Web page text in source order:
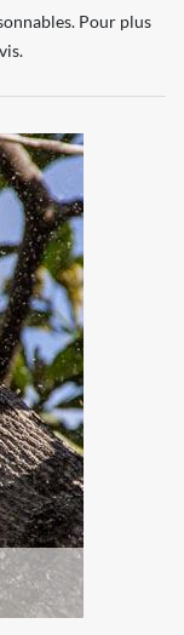
Pour plus